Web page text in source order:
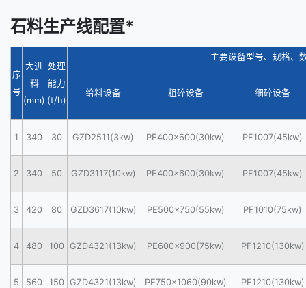
石料生产线配置*
序
号
大进
料
(mm)
处理
能力
(t/h)
主要设备型号、规格、
给料设备 粗碎设备 细碎设备
1 340 30 GZD2511(3kw) PE400×600(30kw) PF1007(45kw)
2 340 50 GZD3117(10kw) PE400×600(30kw) PF1007(45kw)
3 420 80 GZD3617(10kw) PE500×750(55kw) PF1010(75kw)
4 480 100 GZD4321(13kw) PE600×900(75kw) PF1210(130kw)
5 560 150 GZD4321(13kw) PE750×1060(90kw) PF1210(130kw)